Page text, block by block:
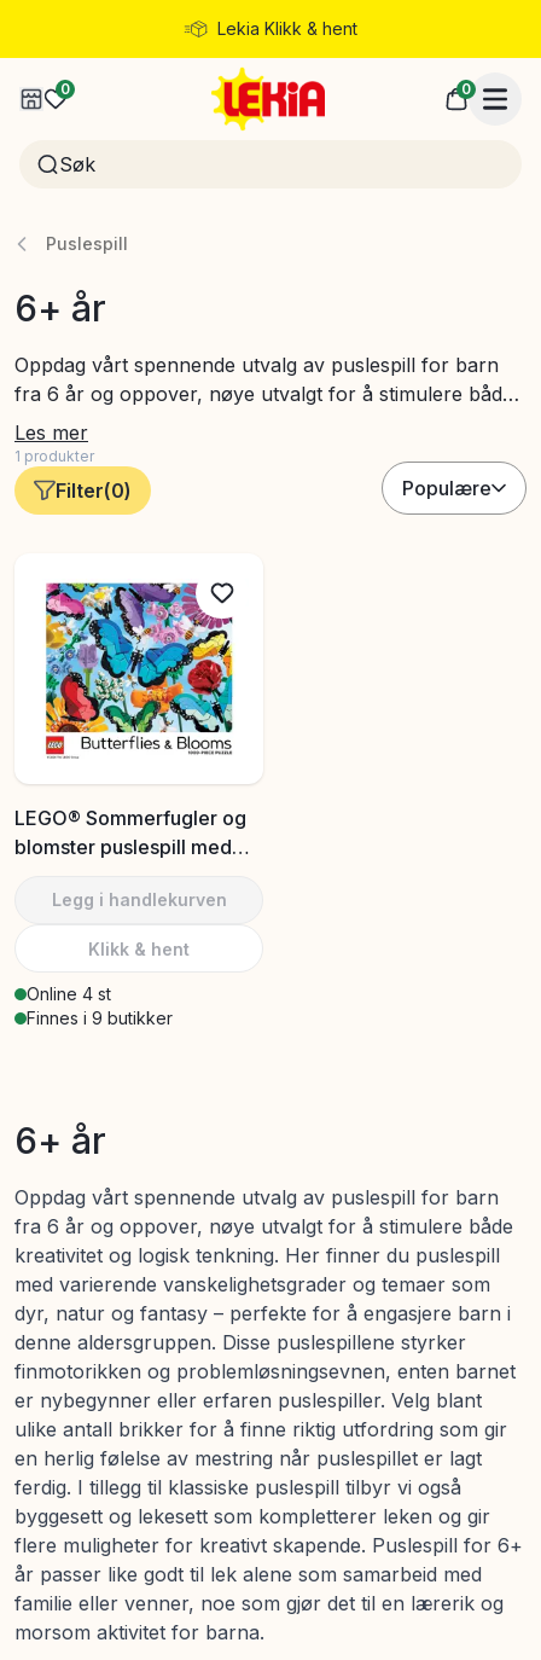
Lekia Klikk & hent
Rask levering
0 0
Puslespill
6+ år
Oppdag vårt spennende utvalg av puslespill for barn
fra 6 år og oppover, nøye utvalgt for å stimulere både
kreativitet og logisk tenkning. Her finner du puslespill
med varierende vanskelighetsgrader og temaer som
dyr, natur og fantasy – perfekte for å engasjere barn i
denne aldersgruppen. Disse puslespillene styrker
ulike antall brikker for å finne riktig utfordring som gir
en herlig følelse av mestring når puslespillet er lagt
ferdig. I tillegg til klassiske puslespill tilbyr vi også
byggesett og lekesett som kompletterer leken og gir
flere muligheter for kreativt skapende. Puslespill for 6+
år passer like godt til lek alene som samarbeid med
familie eller venner, noe som gjør det til en lærerik og
Les mer
Filter(0)
1 produkter
Populære
LEGO® Sommerfugler og
blomster puslespill med
Legg i handlekurven
Klikk & hent
Online 4 st
Finnes i 9 butikker
6+ år
Oppdag vårt spennende utvalg av puslespill for barn
fra 6 år og oppover, nøye utvalgt for å stimulere både
kreativitet og logisk tenkning. Her finner du puslespill
med varierende vanskelighetsgrader og temaer som
dyr, natur og fantasy – perfekte for å engasjere barn i
denne aldersgruppen. Disse puslespillene styrker
finmotorikken og problemløsningsevnen, enten barnet
er nybegynner eller erfaren puslespiller. Velg blant
ulike antall brikker for å finne riktig utfordring som gir
en herlig følelse av mestring når puslespillet er lagt
ferdig. I tillegg til klassiske puslespill tilbyr vi også
byggesett og lekesett som kompletterer leken og gir
flere muligheter for kreativt skapende. Puslespill for 6+
år passer like godt til lek alene som samarbeid med
familie eller venner, noe som gjør det til en lærerik og
morsom aktivitet for barna.